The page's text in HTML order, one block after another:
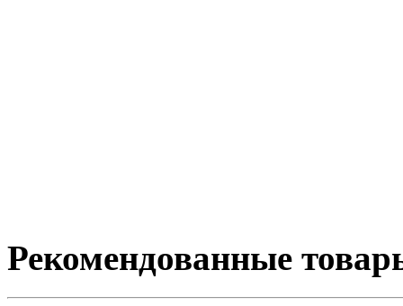
Рекомендованные